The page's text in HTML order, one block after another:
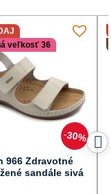
30%
veľkosť 36
966 Zdravotné
sandále sivá